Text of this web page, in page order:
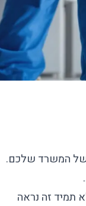
של המשרד שלכם.
תמיד זה נראה